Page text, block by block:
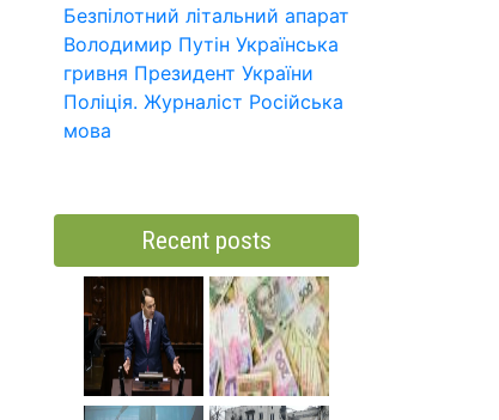
Безпілотний літальний апарат
Володимир Путін Українська
гривня Президент України
Поліція. Журналіст Російська
мова
Recent posts